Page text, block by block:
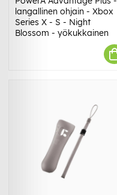
langallinen ohjain - Xbox
Series X - S - Night
Blossom - yökukkainen